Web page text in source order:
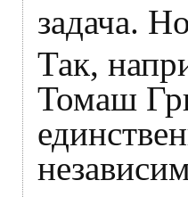
задача.
Так,
Томаш